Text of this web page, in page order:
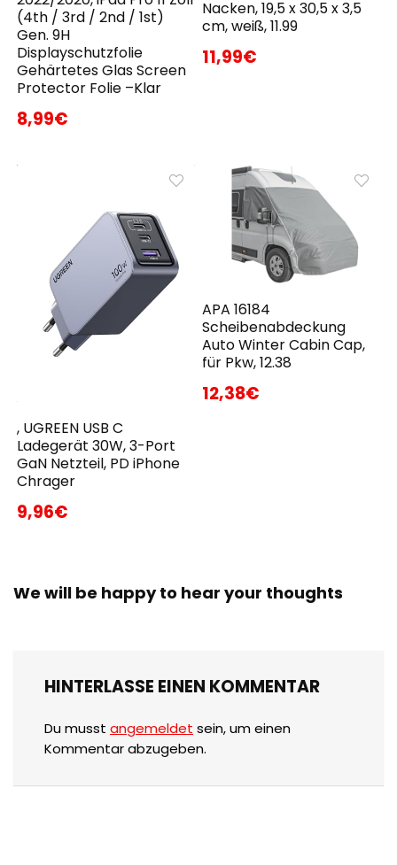
(4th / 3rd / 2nd / 1st)
Gen. 9H
Displayschutzfolie
Gehärtetes Glas Screen
Protector Folie –Klar
8,99€
Nacken, 19,5 x 30,5 x 3,5
cm, weiß, 11.99
11,99€
, UGREEN USB C
Ladegerät 30W, 3-Port
GaN Netzteil, PD iPhone
Chrager
9,96€
APA 16184
Scheibenabdeckung
Auto Winter Cabin Cap,
für Pkw, 12.38
12,38€
We will be happy to hear your thoughts
HINTERLASSE EINEN KOMMENTAR
Du musst angemeldet sein, um einen
Kommentar abzugeben.